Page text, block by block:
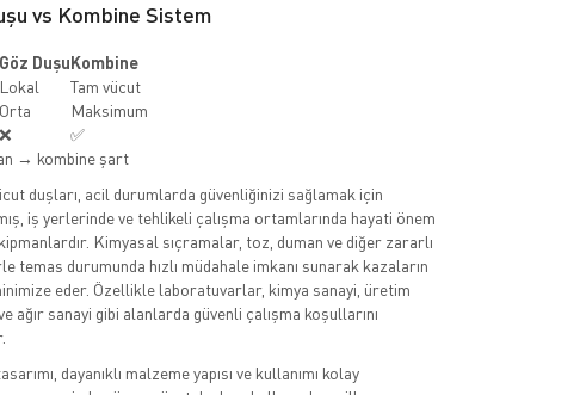
vs Kombine Sistem
Göz DuşuKombine
Lokal
Tam vücut
Orta
Maksimum
❌
✅
→ kombine şart
duşları, acil durumlarda güvenliğinizi sağlamak için
iş yerlerinde ve tehlikeli çalışma ortamlarında hayati önem
Kimyasal sıçramalar, toz, duman ve diğer zararlı
temas durumunda hızlı müdahale imkanı sunarak kazaların
eder. Özellikle laboratuvarlar, kimya sanayi, üretim
ağır sanayi gibi alanlarda güvenli çalışma koşullarını
dayanıklı malzeme yapısı ve kullanımı kolay